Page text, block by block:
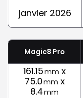
janvier 2026
Magic8 Pro
161.15mm x
75.0mm x
8.4mm